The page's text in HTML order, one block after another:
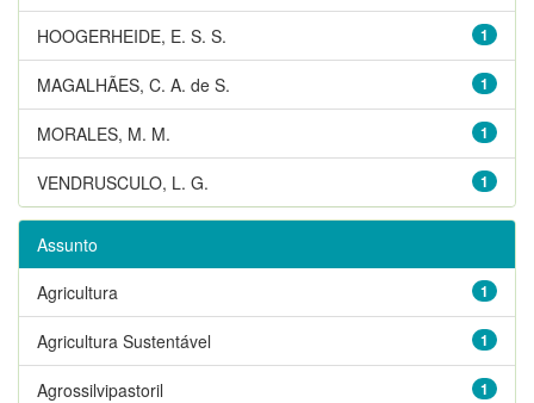
1
HOOGERHEIDE, E. S. S.
1
MAGALHÃES, C. A. de S.
1
MORALES, M. M.
1
VENDRUSCULO, L. G.
Assunto
1
Agricultura
1
Agricultura Sustentável
1
Agrossilvipastoril